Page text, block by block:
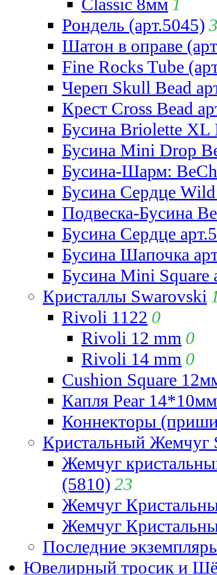
Classic 8мм 1
Рондель (арт.5045)
Шатон в оправе
Fine Rocks Tube
Череп Skull Bead
Крест Cross Bead
Бусина Briolette XL
Бусина Mini Drop
Бусина-Шарм:
Бусина Сердце
Подвеска-Бусина
Бусина Сердце
Бусина Шапочка
Бусина Mini Square
Кристаллы Swarovski
Rivoli 1122 0
Rivoli 12 mm 0
Rivoli 14 mm 0
Cushion Square
Капля Pear
Коннекторы
Кристальный Жемчуг
Жемчуг
(5810) 23
Жемчуг
Жемчуг
Последние
Ювелирный тросик и